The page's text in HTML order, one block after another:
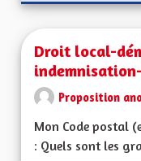
Droit local-
Proposition
Mon Code postal
: Quels sont les